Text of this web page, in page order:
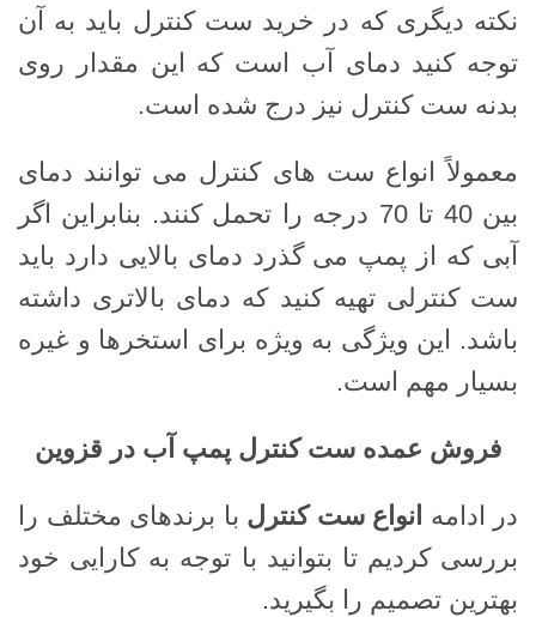
نکته دیگری که در خرید ست کنترل باید به آن
توجه کنید دمای آب است که این مقدار روی
بدنه ست کنترل نیز درج شده است.
معمولاً انواع ست های کنترل می توانند دمای
بین 40 تا 70 درجه را تحمل کنند. بنابراین اگر
آبی که از پمپ می گذرد دمای بالایی دارد باید
ست کنترلی تهیه کنید که دمای بالاتری داشته
باشد. این ویژگی به ویژه برای استخرها و غیره
بسیار مهم است.
فروش عمده ست کنترل پمپ آب در قزوین
در ادامه انواع ست کنترل با برندهای مختلف را
بررسی کردیم تا بتوانید با توجه به کارایی خود
بهترین تصمیم را بگیرید.